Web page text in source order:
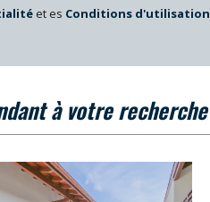
et es Conditions d'utilisation
à votre recherche